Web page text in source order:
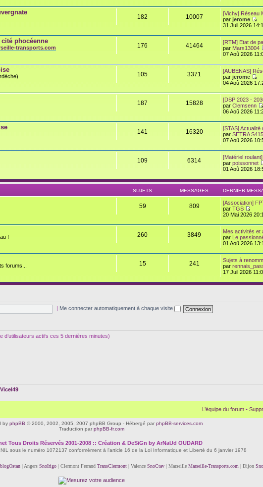
182 10007
[Vichy] Réseau
parjerome
31 Juil 2026
phocéenne
transports.com
176 41464
[RTM] Etat de
par Mars13004
07 Aoû 2026
105 3371
[AUBENAS]
parjerome
04 Aoû 2026
187 15828
[DSP 2023 -
parClemsenn
06 Aoû 2026
141 16320
[STAS] Actualité
parSETRA
07 Aoû 2026
109 6314
[Matériel
parpoissonnet
01 Aoû 2026
SUJETS MESSAGES DERNIER
59 809
[Association]
parTGS
20 Mai 2026
!
260 3849
Mes activitès et
par Le
01 Aoû 2026
forums...
15 241
Sujets à
par
17 Juil 2026
Me connecter automatiquement à chaque visite
d’utilisateurs actifs ces 5 dernières minutes)
Vicel49
L’équipe du forum •
by phpBB © 2000, 2002, 2005, 2007 phpBB Group - Hébergé par phpBB-services.com
Traduction par phpBB-fr.com
Tous Droits Réservés 2001-2008 :: Création & DeSiGn by ArNaUd OUDARD
sous le numéro 1072137 conformément à l'article 16 de la Loi Informatique et Liberté du 6 janvier 1978
blogOstan| Angers SnoIrigo| Clermont Ferrand TransClermont| Valence SnoCtav| Marseille Marseille-Transports.com | Dijon